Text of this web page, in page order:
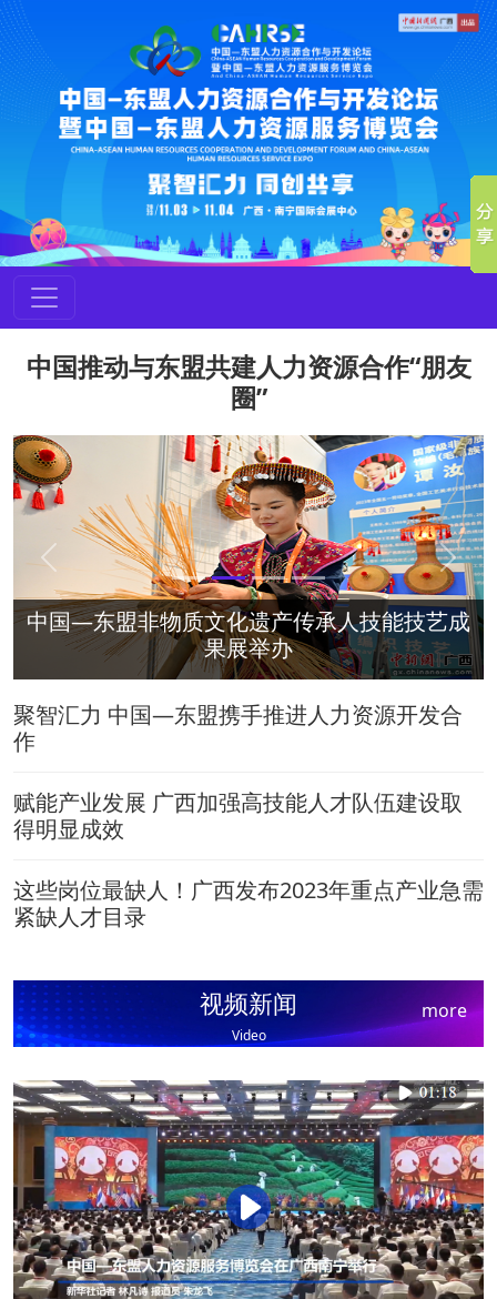
中国推动与东盟共建人力资源合作“朋友
圈”
中国—东盟非物质文化遗产传承人技能技艺成
果展举办
Previous Next
聚智汇力 中国—东盟携手推进人力资源开发合
作
赋能产业发展 广西加强高技能人才队伍建设取
得明显成效
这些岗位最缺人！广西发布2023年重点产业急需
紧缺人才目录
视频新闻
Video
more